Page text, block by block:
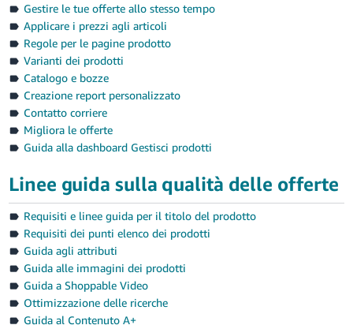
Gestire le tue offerte allo stesso tempo
Applicare i prezzi agli articoli
Regole per le pagine prodotto
Varianti dei prodotti
Catalogo e bozze
Creazione report personalizzato
Contatto corriere
Migliora le offerte
Guida alla dashboard Gestisci prodotti
Linee guida sulla qualità delle offerte
Requisiti e linee guida per il titolo del prodotto
Requisiti dei punti elenco dei prodotti
Guida agli attributi
Guida alle immagini dei prodotti
Guida a Shoppable Video
Ottimizzazione delle ricerche
Guida al Contenuto A+